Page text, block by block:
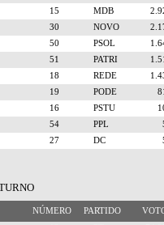
15 MDB
30 NOVO
50 PSOL
51 PATRI
18 REDE
19 PODE
16 PSTU
54 PPL
27 DC
NÚMERO PARTIDO